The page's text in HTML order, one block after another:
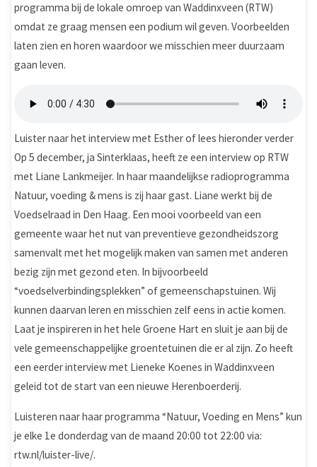
programma bij de lokale omroep van Waddinxveen (RTW)
omdat ze graag mensen een podium wil geven. Voorbeelden
laten zien en horen waardoor we misschien meer duurzaam
gaan leven.
Luister naar het interview met Esther of lees hieronder verder
Op 5 december, ja Sinterklaas, heeft ze een interview op RTW
met Liane Lankmeijer. In haar maandelijkse radioprogramma
Natuur, voeding & mens is zij haar gast. Liane werkt bij de
Voedselraad in Den Haag. Een mooi voorbeeld van een
gemeente waar het nut van preventieve gezondheidszorg
samenvalt met het mogelijk maken van samen met anderen
bezig zijn met gezond eten. In bijvoorbeeld
“voedselverbindingsplekken” of gemeenschapstuinen. Wij
kunnen daarvan leren en misschien zelf eens in actie komen.
Laat je inspireren in het hele Groene Hart en sluit je aan bij de
vele gemeenschappelijke groentetuinen die er al zijn. Zo heeft
een eerder interview met Lieneke Koenes in Waddinxveen
geleid tot de start van een nieuwe Herenboerderij.
Luisteren naar haar programma “Natuur, Voeding en Mens” kun
je elke 1e donderdag van de maand 20:00 tot 22:00 via:
rtw.nl/luister-live/.